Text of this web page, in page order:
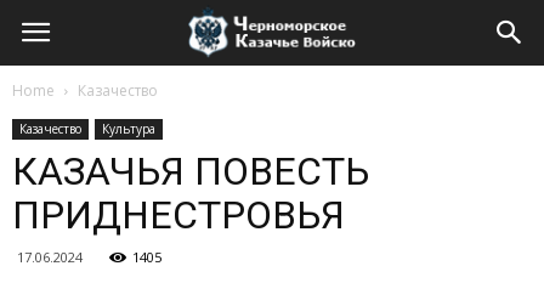
Home Казачество
Казачество Культура
КАЗАЧЬЯ ПОВЕСТЬ
ПРИДНЕСТРОВЬЯ
17.06.2024 1405